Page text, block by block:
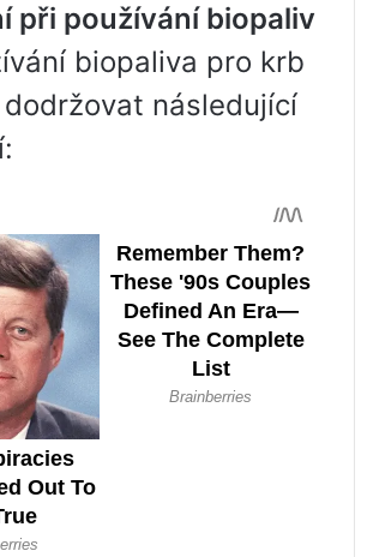
při používání biopaliv
biopaliva pro krb
následující